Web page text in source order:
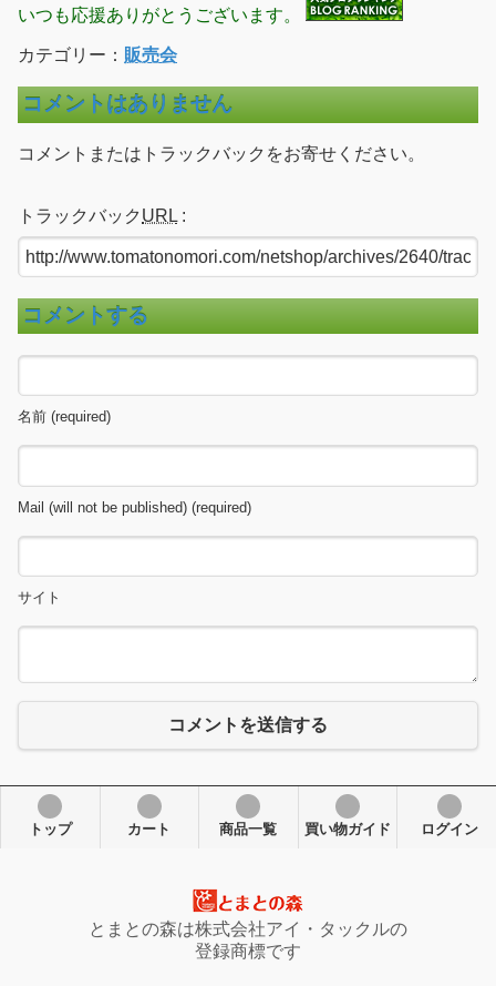
いつも応援ありがとうございます。
カテゴリー： 販売会
コメントはありません
コメントまたはトラックバックをお寄せください。
トラックバック URL :
コメントする
名前 (required)
Mail (will not be published) (required)
サイト
コメントを送信する
トップ カート 商品一覧 買い物ガイド ログイン
とまとの森は株式会社アイ・タックルの
登録商標です